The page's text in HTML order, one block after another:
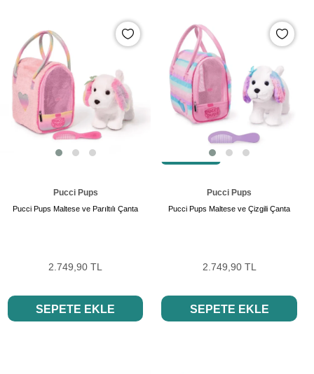
Pucci Pups
Pucci Pups Maltese ve Parıltılı Çanta
2.749,90 TL
SEPETE EKLE
Pucci Pups
Pucci Pups Maltese ve Çizgili Çanta
2.749,90 TL
SON ÜRÜN
SEPETE EKLE